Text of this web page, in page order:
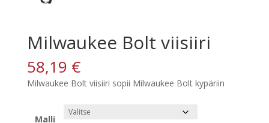
Milwaukee Bolt viisiiri
58,19 €
Milwaukee Bolt viisiiri sopii Milwaukee Bolt kypäriin
Malli